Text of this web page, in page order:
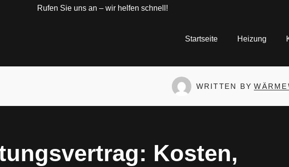
Rufen Sie uns an – wir helfen schnell!
Startseite Heizung
WRITTEN BY
Kosten,